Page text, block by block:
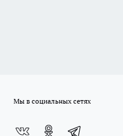
Мы в социальных сетях